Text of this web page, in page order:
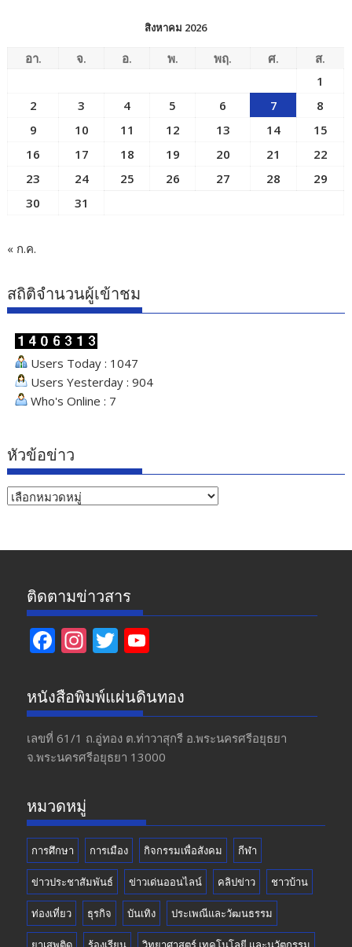
สิงหาคม 2026
อา. จ. อ. พ. พฤ. ศ.
ส.
1
2
3 4 5 6 7
8
9
10 11 12 13 14
15
16
17 18 19 20 21
22
23
24 25 26 27 28
29
30
31
« ก.ค.
สถิติจำนวนผู้เข้าชม
Users Today : 1047
Users Yesterday : 904
Who's Online : 7
หัวข้อข่าว
หัวข้อ
ติดตามข่าวสาร
F
e
b
o
o
In
a
gr
a
m
T
itt
er
u
T
u
b
หนังสือพิมพ์แผ่นดินทอง
เลขที่ 61/1 ถ.อู่ทอง​ ต.​ท่าวาสุกรี​ อ.พระนครศรีอยุธยา​
จ.พระนครศรีอยุธยา 13000
หมวดหมู่
การศึกษา การเมือง กิจกรรมเพื่อสังคม กีฬา
ข่าวประชาสัมพันธ์ ข่าวเด่นออนไลน์ คลิปข่าว ชาวบ้าน
ท่องเที่ยว ธุรกิจ บันเทิง ประเพณีและวัฒนธรรม